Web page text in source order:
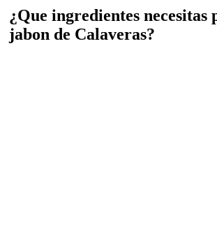
¿Que ingredientes necesitas
jabon de Calaveras?